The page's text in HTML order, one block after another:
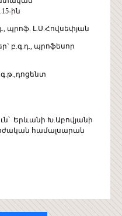
ին
Լ.Ս.Հովսեփյան
բ.գ.դ., պրոֆեսոր
Երևանի Խ.Աբովյանի
համալսարան